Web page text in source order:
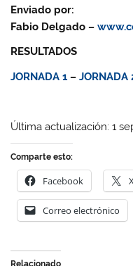
Enviado por:
Fabio Delgado –
RESULTADOS
JORNADA 1 –JORNADA
Última actualización: 1
Comparte esto:
Facebook
Correo electrónico